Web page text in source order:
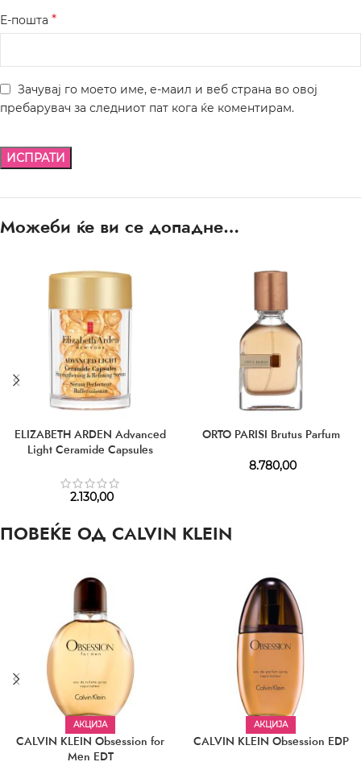
Е-пошта *
Зачувај го моето име, е-маил и веб страна во овој
пребарувач за следниот пат кога ќе коментирам.
Можеби ќе ви се допадне…
ELIZABETH ARDEN Advanced
Light Ceramide Capsules
2.130,00
ORTO PARISI Brutus Parfum
8.780,00
ПОВЕЌЕ ОД CALVIN KLEIN
АКЦИЈА
CALVIN KLEIN Obsession for
Men EDT
АКЦИЈА
CALVIN KLEIN Obsession EDP